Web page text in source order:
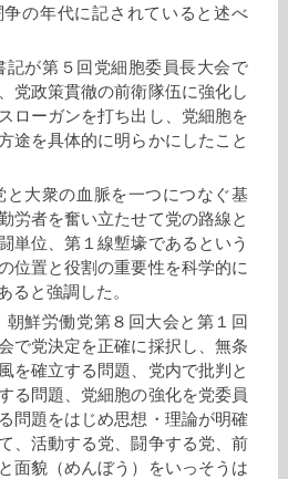
の年代に記されていると述べ
記が第５回党細胞委員長大会で
党政策貫徹の前衛隊伍に強化し
ローガンを打ち出し、党細胞を
途を具体的に明らかにしたこと
と大衆の血脈を一つにつなぐ基
労者を奮い立たせて党の路線と
単位、第１線塹壕であるという
位置と役割の重要性を科学的に
ると強調した。
朝鮮労働党第８回大会と第１回
で党決定を正確に採択し、無条
を確立する問題、党内で批判と
る問題、党細胞の強化を党委員
問題をはじめ思想・理論が明確
、活動する党、闘争する党、前
面貌（めんぼう）をいっそうは